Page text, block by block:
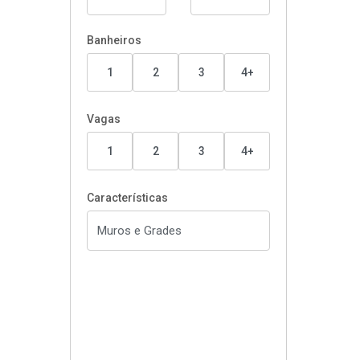
Banheiros
1 2 3 4+
Vagas
1 2 3 4+
Características